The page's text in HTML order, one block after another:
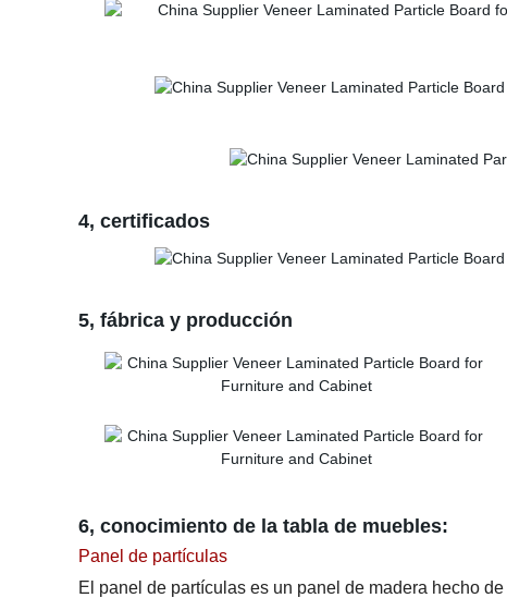
4, certificados
5, fábrica y producción
6, conocimiento de la tabla de muebles:
Panel de partículas
El panel de partículas es un panel de madera hecho